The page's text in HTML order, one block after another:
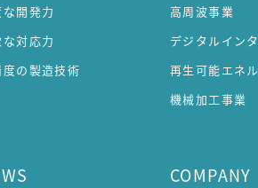
な開発力
対応力
度の製造技術
高周波事業
デジタルイン
再生可能エネ
機械加工事業
COMPANY